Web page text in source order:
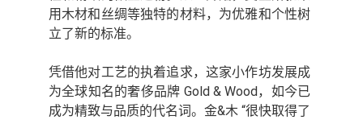
用木材和丝绸等独特的材料，为优雅和个性树
立了新的标准。
凭借他对工艺的执着追求，这家小作坊发展成
为全球知名的奢侈品牌 Gold & Wood，如今已
成为精致与品质的代名词。金&木 “很快取得了